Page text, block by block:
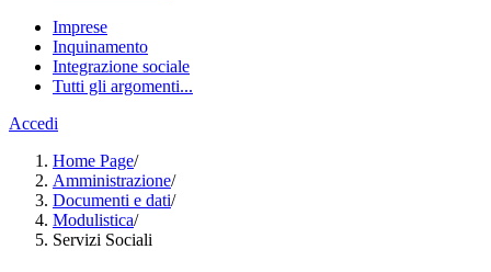
Imprese
Inquinamento
Integrazione sociale
Tutti gli argomenti...
Accedi
Home Page/
Amministrazione/
Documenti e dati/
Modulistica/
Servizi Sociali